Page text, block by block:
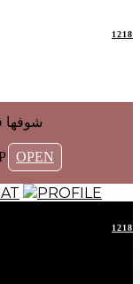
1218
شوفها
OPEN
PROFILE
1218